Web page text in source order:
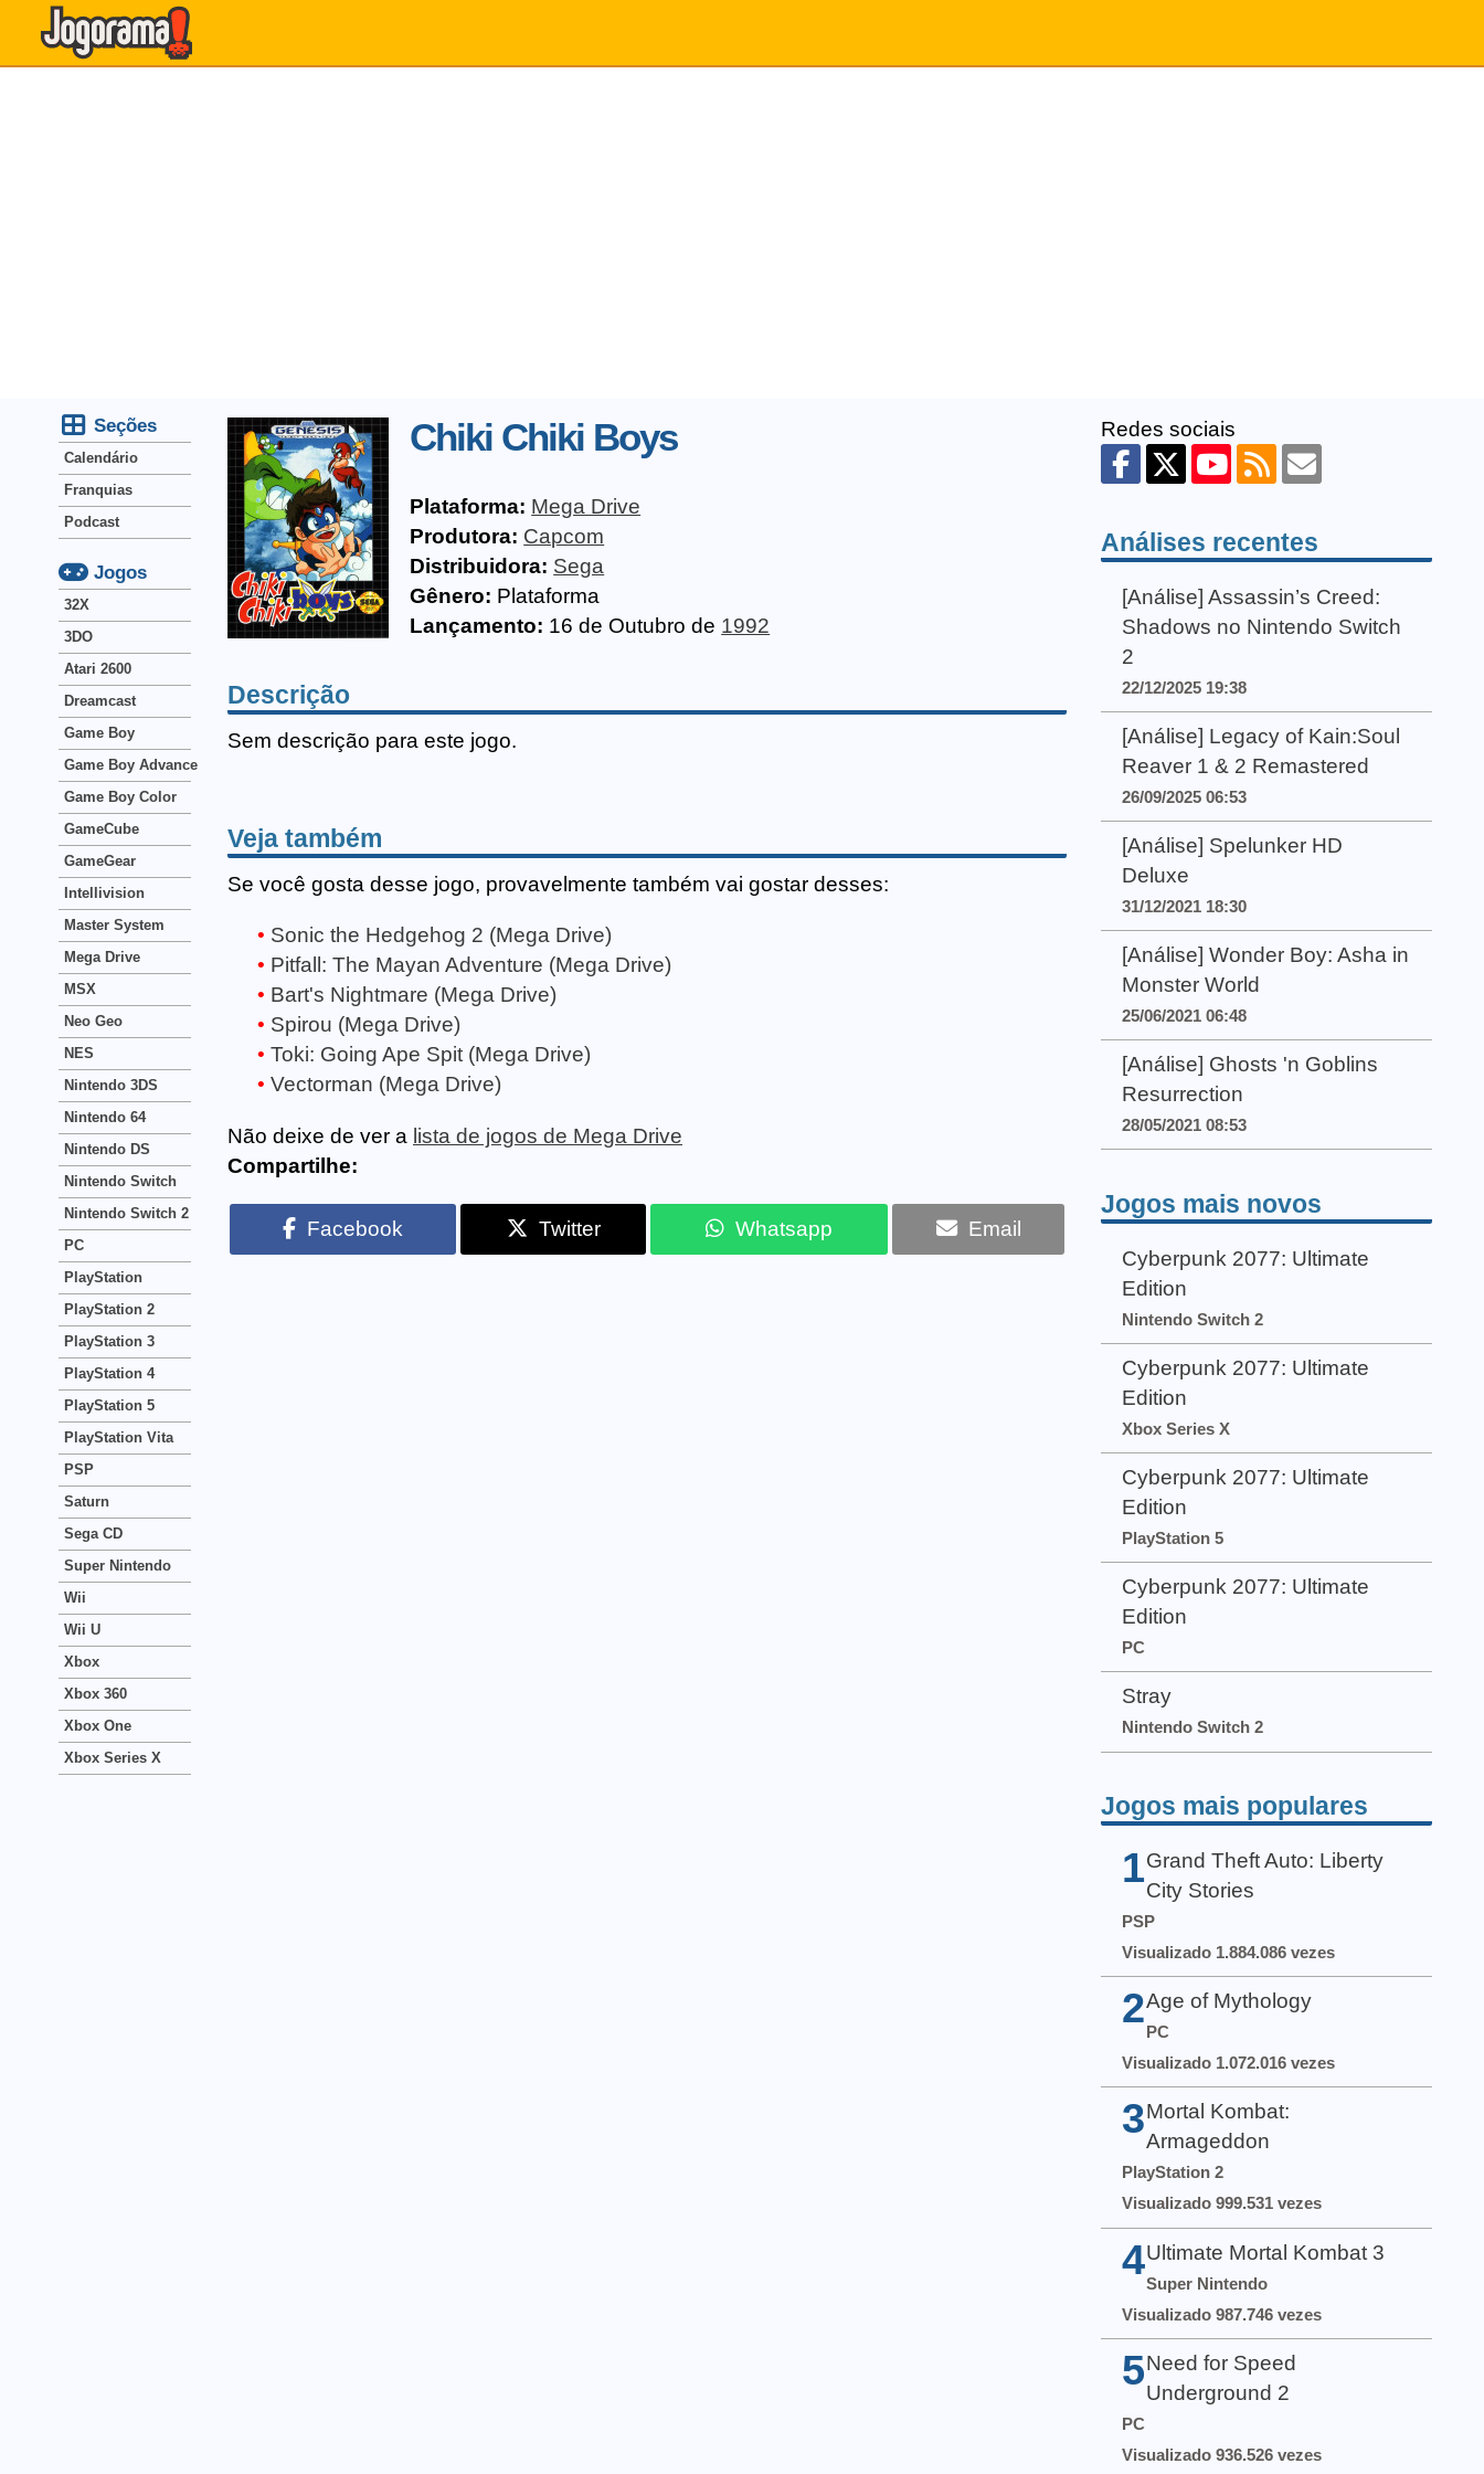
Chiki Chiki Boys
Plataforma: Mega Drive
Produtora: Capcom
Distribuidora: Sega
Gênero: Plataforma
Lançamento: 16 de Outubro de 1992
Descrição
Sem descrição para este jogo.
Veja também
Se você gosta desse jogo, provavelmente também vai gostar desses:
Sonic the Hedgehog 2 (Mega Drive)
Pitfall: The Mayan Adventure (Mega Drive)
Bart's Nightmare (Mega Drive)
Spirou (Mega Drive)
Toki: Going Ape Spit (Mega Drive)
Vectorman (Mega Drive)
Não deixe de ver a lista de jogos de Mega Drive
Compartilhe:
Facebook Twitter Whatsapp Email
Seções
Calendário
Franquias
Podcast
Jogos
32X
3DO
Atari 2600
Dreamcast
Game Boy
Game Boy Advance
Game Boy Color
GameCube
GameGear
Intellivision
Master System
Mega Drive
MSX
Neo Geo
NES
Nintendo 3DS
Nintendo 64
Nintendo DS
Nintendo Switch
Nintendo Switch 2
PC
PlayStation
PlayStation 2
PlayStation 3
PlayStation 4
PlayStation 5
PlayStation Vita
PSP
Saturn
Sega CD
Super Nintendo
Wii
Wii U
Xbox
Xbox 360
Xbox One
Xbox Series X
Redes sociais
Análises recentes
[Análise] Assassin’s Creed:
Shadows no Nintendo Switch
2
22/12/2025 19:38
[Análise] Legacy of Kain:Soul
Reaver 1 & 2 Remastered
26/09/2025 06:53
[Análise] Spelunker HD
Deluxe
31/12/2021 18:30
[Análise] Wonder Boy: Asha in
Monster World
25/06/2021 06:48
[Análise] Ghosts 'n Goblins
Resurrection
28/05/2021 08:53
Jogos mais novos
Cyberpunk 2077: Ultimate
Edition
Nintendo Switch 2
Cyberpunk 2077: Ultimate
Edition
Xbox Series X
Cyberpunk 2077: Ultimate
Edition
PlayStation 5
Cyberpunk 2077: Ultimate
Edition
PC
Stray
Nintendo Switch 2
Jogos mais populares
1 Grand Theft Auto: Liberty
City Stories
PSP
Visualizado 1.884.086 vezes
2Age of Mythology
PC
Visualizado 1.072.016 vezes
3 Mortal Kombat:
Armageddon
PlayStation 2
Visualizado 999.531 vezes
4 Ultimate Mortal Kombat 3
Super Nintendo
Visualizado 987.746 vezes
5 Need for Speed
Underground 2
PC
Visualizado 936.526 vezes